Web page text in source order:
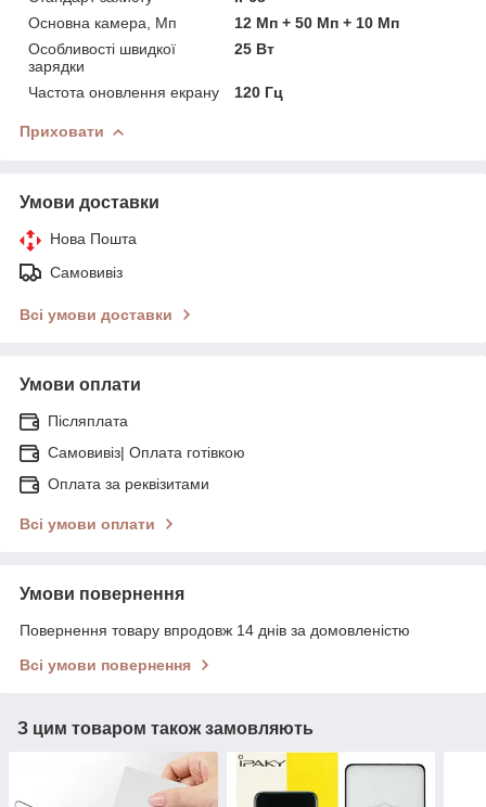
Основна камера, Мп
12 Мп + 50 Мп + 10 Мп
Особливості швидкої
зарядки
25 Вт
Частота оновлення екрану 120 Гц
Приховати
Умови доставки
Нова Пошта
Самовивіз
Всі умови доставки
Умови оплати
Післяплата
Самовивіз| Оплата готівкою
Оплата за реквізитами
Всі умови оплати
Умови повернення
Повернення товару впродовж 14 днів за домовленістю
Всі умови повернення
З цим товаром також замовляють